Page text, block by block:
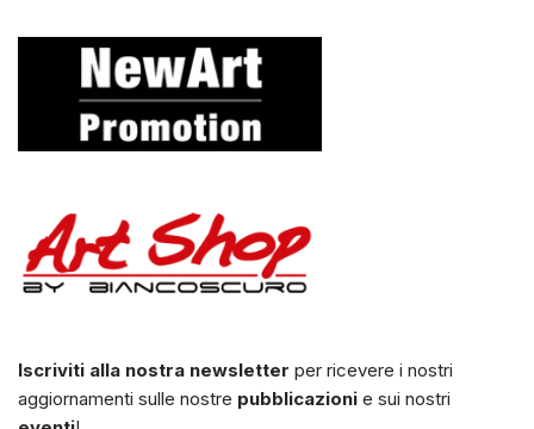
Iscriviti alla nostra newsletter per ricevere i nostri
aggiornamenti sulle nostre pubblicazioni e sui nostri